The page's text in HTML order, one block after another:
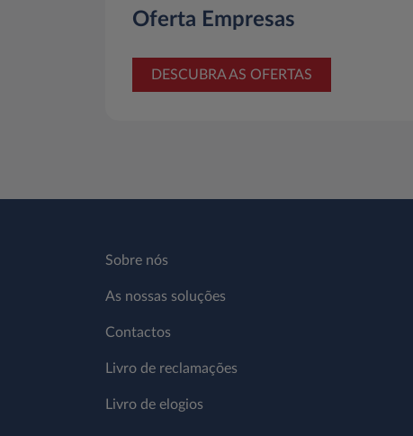
Oferta Empresas
DESCUBRA AS OFERTAS
Sobre nós
As nossas soluções
Contactos
Livro de reclamações
Livro de elogios